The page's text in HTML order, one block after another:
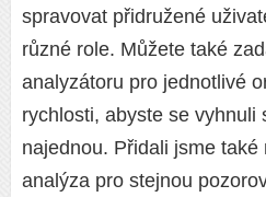
spravovat přidružené
různé role. Můžete také
analyzátoru pro jednotlivé
rychlosti, abyste se vyhnuli
najednou. Přidali jsme
analýza pro stejnou